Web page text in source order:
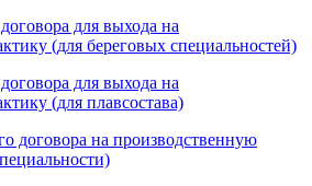
для выхода на
(для береговых специальностей)
для выхода на
(для плавсостава)
договора на производственную